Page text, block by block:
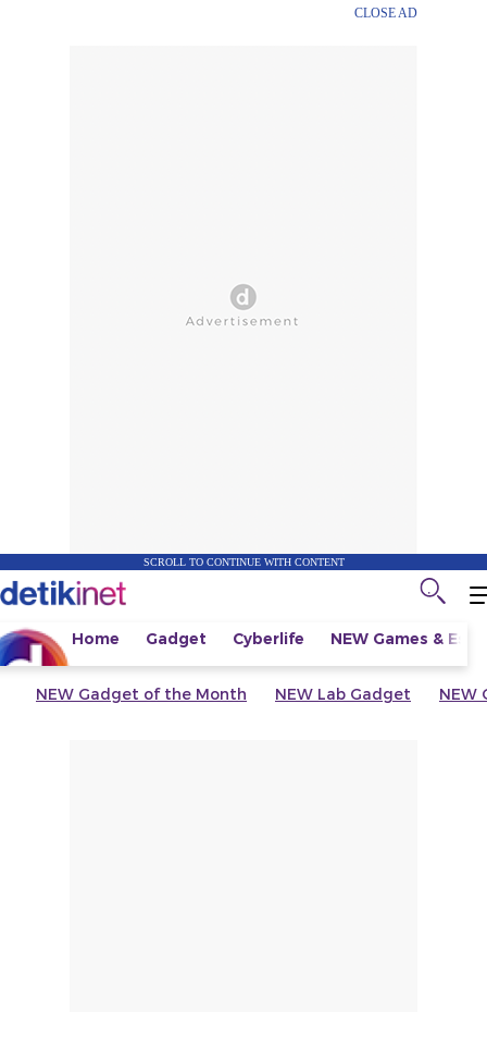
CLOSE AD
SCROLL TO CONTINUE WITH CONTENT
Home Gadget Cyberlife NEW Games &
NEW Gadget of the Month NEW Lab Gadget NEW